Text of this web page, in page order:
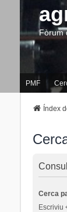
Fòrum
PMF
Índex
Cerca
Escriviu